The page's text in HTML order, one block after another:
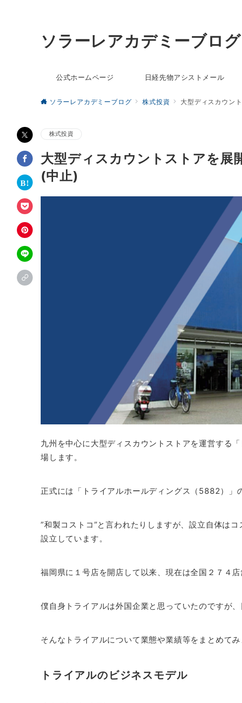
ソラーレアカデミーブログ
公式ホームページ 日経先物アシストメール
ソラーレアカデミーブログ 株式投資 大型ディスカウン
株式投資
大型ディスカウントストアを展
(中止)
九州を中心に大型ディスカウントストアを運営する
場します。
正式には「トライアルホールディングス（5882）」
”和製コストコ”と言われたりしますが、設立自体は
設立しています。
福岡県に１号店を開店して以来、現在は全国２７４店
僕自身トライアルは外国企業と思っていたのですが
そんなトライアルについて業態や業績等をまとめてみ
トライアルのビジネスモデル